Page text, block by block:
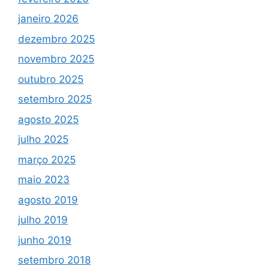
janeiro 2026
dezembro 2025
novembro 2025
outubro 2025
setembro 2025
agosto 2025
julho 2025
março 2025
maio 2023
agosto 2019
julho 2019
junho 2019
setembro 2018